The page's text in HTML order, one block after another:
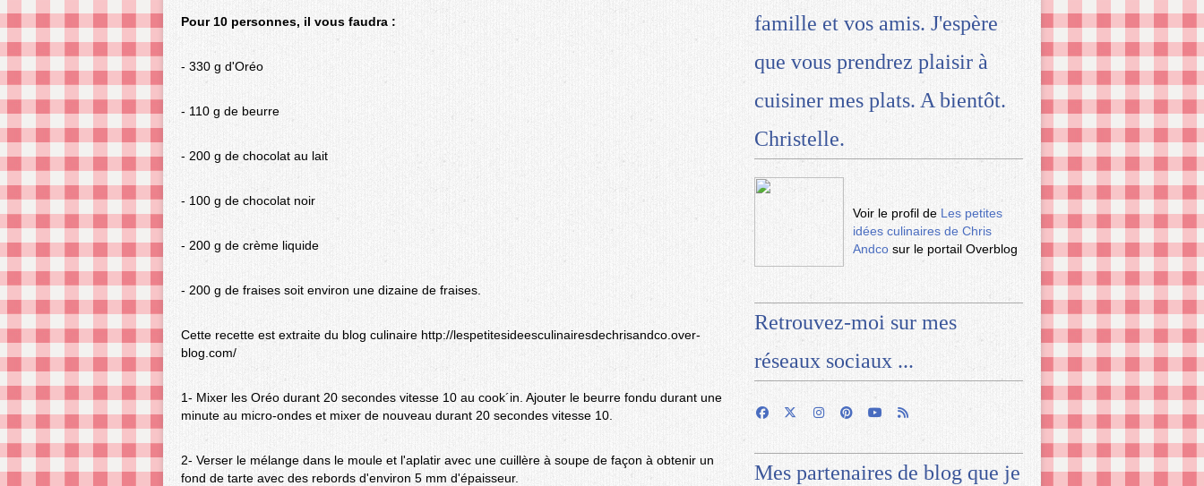
Pour 10 personnes, il vous faudra :
- 330 g d'Oréo
- 110 g de beurre
- 200 g de chocolat au lait
- 100 g de chocolat noir
- 200 g de crème liquide
- 200 g de fraises soit environ une dizaine de fraises.
Cette recette est extraite du blog culinaire http://lespetitesideesculinairesdechrisandco.over-
blog.com/
1- Mixer les Oréo durant 20 secondes vitesse 10 au cook´in. Ajouter le beurre fondu durant une
minute au micro-ondes et mixer de nouveau durant 20 secondes vitesse 10.
2- Verser le mélange dans le moule et l'aplatir avec une cuillère à soupe de façon à obtenir un
fond de tarte avec des rebords d'environ 5 mm d'épaisseur.
famille et vos amis. J'espère
que vous prendrez plaisir à
cuisiner mes plats. A bientôt.
Christelle.
Voir le profil de Les petites
idées culinaires de Chris
Andco sur le portail Overblog
Retrouvez-moi sur mes
réseaux sociaux ...
Mes partenaires de blog que je